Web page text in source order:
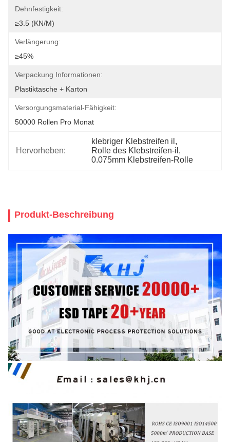
Dehnfestigkeit:
≥3.5 (KN/M)
Verlängerung:
≥45%
Verpackung Informationen:
Plastiktasche + Karton
Versorgungsmaterial-Fähigkeit:
50000 Rollen Pro Monat
Hervorheben:
klebriger Klebstreifen il ,
Rolle des Klebstreifen-il ,
0.075mm Klebstreifen-Rolle
Produkt-Beschreibung